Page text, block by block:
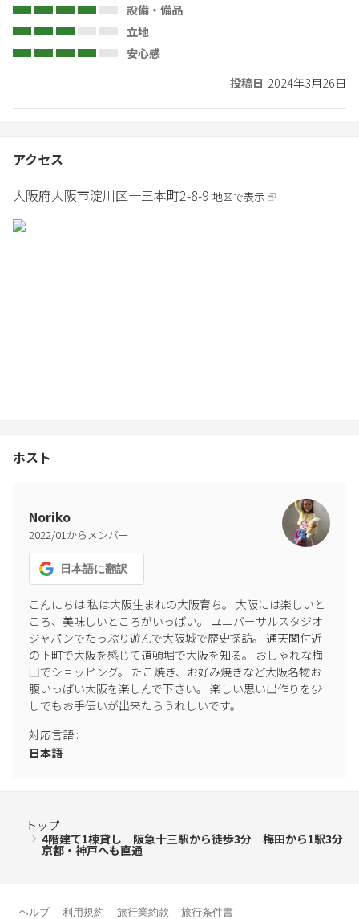
設備・備品
立地
安心感
投稿日 2024年3月26日
アクセス
大阪府大阪市淀川区十三本町2-8-9 地図で表示
ホスト
Noriko
2022/01からメンバー
日本語に翻訳
こんにちは 私は大阪生まれの大阪育ち。 大阪には楽しいと
ころ、美味しいところがいっぱい。 ユニバーサルスタジオ
ジャパンでたっぷり遊んで大阪城で歴史探訪。 通天閣付近
の下町で大阪を感じて道頓堀で大阪を知る。 おしゃれな梅
田でショッピング。 たこ焼き、お好み焼きなど大阪名物お
腹いっぱい大阪を楽しんで下さい。 楽しい思い出作りを少
しでもお手伝いが出来たらうれしいです。
対応言語 :
日本語
トップ
4階建て1棟貸し 阪急十三駅から徒歩3分 梅田から1駅3分
京都・神戸へも直通
ヘルプ 利用規約 旅行業約款 旅行条件書